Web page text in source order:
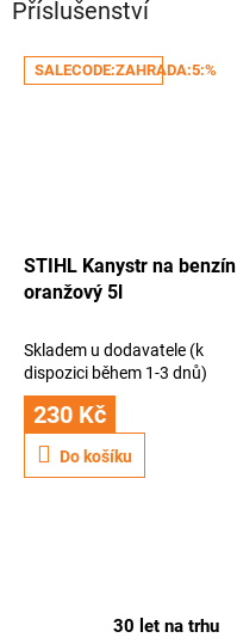
30 let na trhu
Příslušenství
SALECODE:ZAHRADA:5:%
STIHL Kanystr na benzín
oranžový 5l
Skladem u dodavatele (k
dispozici během 1-3 dnů)
230 Kč
Do košíku